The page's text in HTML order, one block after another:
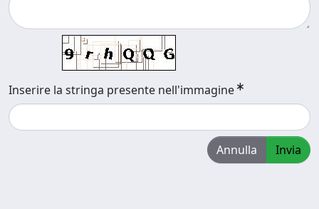
Inserire la stringa presente nell'immagine
Annulla Invia